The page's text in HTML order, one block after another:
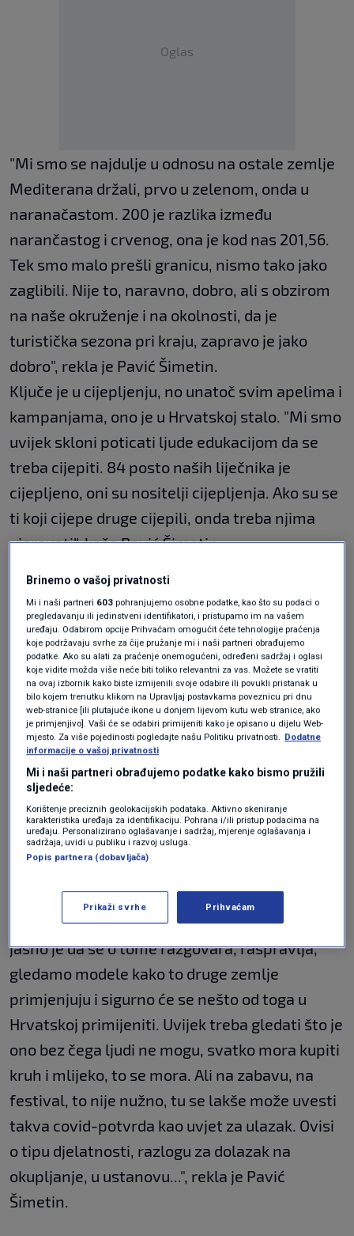
Oglas
"Mi smo se najdulje u odnosu na ostale zemlje
Mediterana držali, prvo u zelenom, onda u
naranačastom. 200 je razlika između
narančastog i crvenog, ona je kod nas 201,56.
Tek smo malo prešli granicu, nismo tako jako
zaglibili. Nije to, naravno, dobro, ali s obzirom
na naše okruženje i na okolnosti, da je
turistička sezona pri kraju, zapravo je jako
dobro", rekla je Pavić Šimetin.
Ključe je u cijepljenju, no unatoč svim apelima i
kampanjama, ono je u Hrvatskoj stalo. "Mi smo
uvijek skloni poticati ljude edukacijom da se
treba cijepiti. 84 posto naših liječnika je
cijepljeno, oni su nositelji cijepljenja. Ako su se
ti koji cijepe druge cijepili, onda treba njima
vjerovati", kaže Pavić Šimetin.
No ljudi očito ne vjeruju. Je li rješenje šira
upotreba covid-potvrda?
"Od covid-potvrda se neće odustati, one su
uvedene i ujednačene na razini Europske unije i
zapravo su vrlo jednostavan alat za provjeriti
zadovoljava li netko osnovne kriterije po
kojima ima manji rizik da bude zarazan za
druge, ako je negdje među drugim ljudima.
Covid-ptovrde u tom smislu treba koristiti,
samo ih treba na neki način usmjeriti prema
esencijalne važnosti za ljude, kao što sad
imamo u smislu festivala, a za druge modele,
jasno je da se o tome razgovara, raspravlja,
gledamo modele kako to druge zemlje
primjenjuju i sigurno će se nešto od toga u
Hrvatskoj primijeniti. Uvijek treba gledati što je
ono bez čega ljudi ne mogu, svatko mora kupiti
kruh i mlijeko, to se mora. Ali na zabavu, na
festival, to nije nužno, tu se lakše može uvesti
takva covid-potvrda kao uvjet za ulazak. Ovisi
o tipu djelatnosti, razlogu za dolazak na
okupljanje, u ustanovu...", rekla je Pavić
Šimetin.
Brinemo o vašoj privatnosti
Mi i naši partneri 603 pohranjujemo osobne podatke, kao što su podaci o
pregledavanju ili jedinstveni identifikatori, i pristupamo im na vašem
uređaju. Odabirom opcije Prihvaćam omogućit ćete tehnologije praćenja
koje podržavaju svrhe za čije pružanje mi i naši partneri obrađujemo
podatke. Ako su alati za praćenje onemogućeni, određeni sadržaj i oglasi
koje vidite možda više neće biti toliko relevantni za vas. Možete se vratiti
na ovaj izbornik kako biste izmijenili svoje odabire ili povukli pristanak u
bilo kojem trenutku klikom na Upravljaj postavkama poveznicu pri dnu
web-stranice [ili plutajuće ikone u donjem lijevom kutu web stranice, ako
je primjenjivo]. Vaši će se odabiri primijeniti kako je opisano u dijelu Web-
mjesto. Za više pojedinosti pogledajte našu Politiku privatnosti. Dodatne
informacije o vašoj privatnosti
Mi i naši partneri obrađujemo podatke kako bismo pružili
sljedeće:
Korištenje preciznih geolokacijskih podataka. Aktivno skeniranje
karakteristika uređaja za identifikaciju. Pohrana i/ili pristup podacima na
uređaju. Personalizirano oglašavanje i sadržaj, mjerenje oglašavanja i
sadržaja, uvidi u publiku i razvoj usluga.
Popis partnera (dobavljača)
Prikaži svrhe Prihvaćam